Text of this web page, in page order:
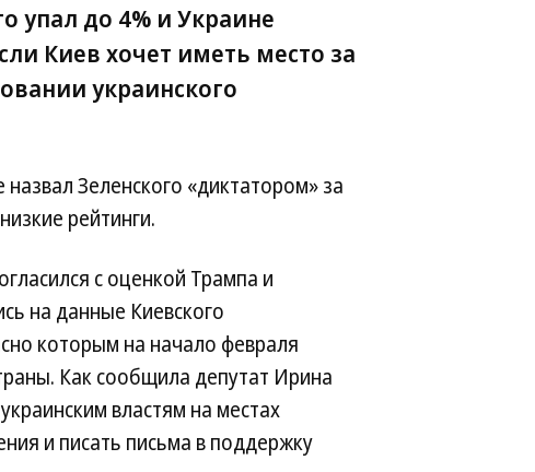
упал до 4% и Украине
Киев хочет иметь место за
украинского
Зеленского «диктатором» за
рейтинги.
с оценкой Трампа и
на данные Киевского
которым на начало февраля
Как сообщила депутат Ирина
властям на местах
и писать письма в поддержку